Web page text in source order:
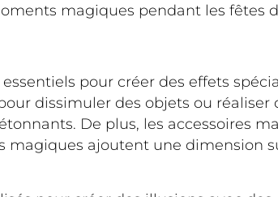
magiques pendant les fêtes
pour créer des effets
dissimuler des objets ou réaliser
De plus, les accessoires
magiques ajoutent une dimension